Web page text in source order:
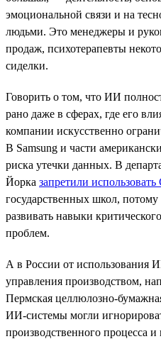
эмоциональной связи и на
людьми. Это менеджеры и
продаж, психотерапевты
сиделки.
Говорить о том, что ИИ
рано даже в сферах, где его
компании искусственно
В Samsung и части
риска утечки данных. В
Йорка запретили использовать
государственных школ,
развивать навыки
проблем.
А в России от использования
управления производством,
Пермская целлюлозно-
ИИ-системы могли
производственного процесса